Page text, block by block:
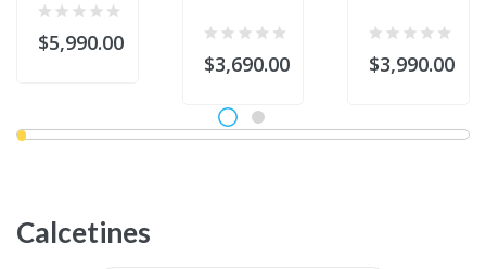
$5,990.00
$3,690.00 $3,990.00
Calcetines